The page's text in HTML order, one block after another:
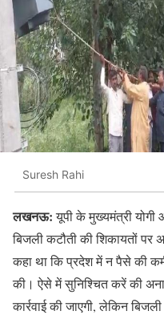
Suresh Rahi
लखनऊ:यूपी के मुख्यमंत्री योगी
बिजली कटौती की शिकायतों पर
कहा था कि प्रदेश में न पैसे की
की। ऐसे में सुनिश्चित करें की
कार्रवाई की जाएगी, लेकिन